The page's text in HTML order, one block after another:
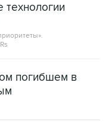
технологии
погибшем в